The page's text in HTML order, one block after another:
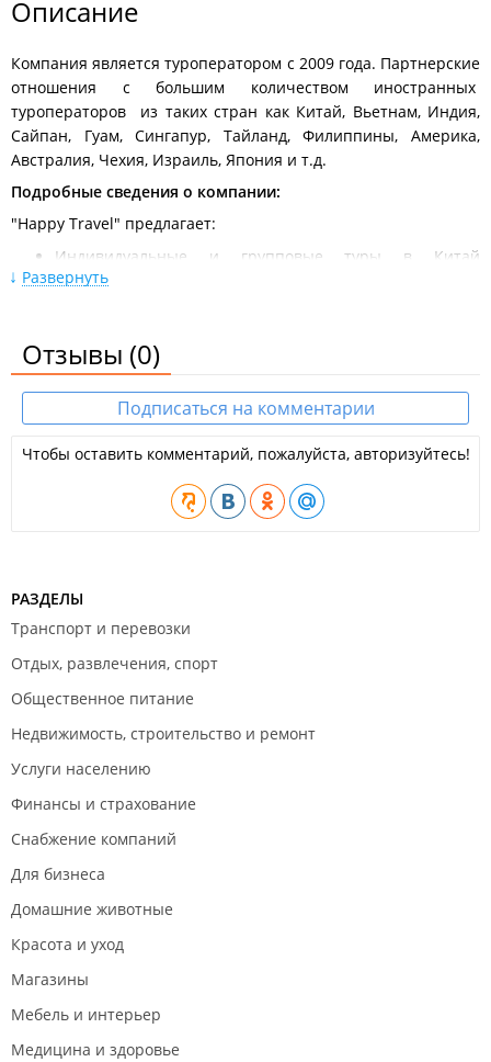
Описание
Компания является туроператором с 2009 года. Партнерские
отношения с большим количеством иностранных
туроператоров из таких стран как Китай, Вьетнам, Индия,
Сайпан, Гуам, Сингапур, Тайланд, Филиппины, Америка,
Австралия, Чехия, Израиль, Япония и т.д.
Подробные сведения о компании:
"Happy Travel" предлагает:
Индивидуальные и групповые туры в Китай
(экскурсионные, пляжные и оздоровительные), Отдых в
Туры в ЕВРОПУ (по ценам Москвы): Великобритания,
Франция, Италия, Испания, Чехия,Словения,Венгрия,
Швейцария, Австрия, Скандинавия;
Автобусные туры по Европе;
Черногория,Болгария. Тунис, ОАЭ, Мальдивы,
Горнолыжные туры на лучшие курорты мира;
Трансферы. Страховки;
Авиабилеты по всему миру.
Развернуть
Отзывы (0)
Подписаться на комментарии
Чтобы оставить комментарий, пожалуйста, авторизуйтесь!
РАЗДЕЛЫ
Транспорт и перевозки
Отдых, развлечения, спорт
Общественное питание
Недвижимость, строительство и ремонт
Услуги населению
Финансы и страхование
Снабжение компаний
Для бизнеса
Домашние животные
Красота и уход
Магазины
Мебель и интерьер
Медицина и здоровье